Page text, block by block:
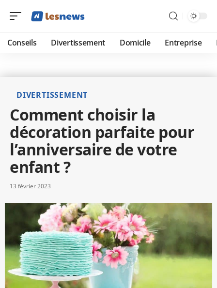
Conseils Divertissement Domicile Entreprise
DIVERTISSEMENT
Comment choisir la
décoration parfaite pour
l’anniversaire de votre
enfant ?
13 février 2023